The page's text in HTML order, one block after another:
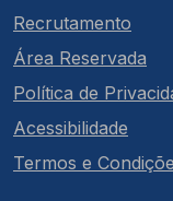
Recrutamento
Área Reservada
Política de
Acessibilidade
Termos e